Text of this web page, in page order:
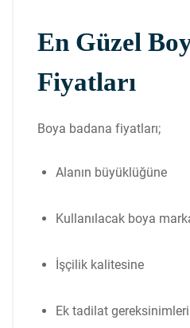
En Güzel
Fiyatları
Boya badana fiyatları;
Alanın büyüklüğüne
Kullanılacak boya
İşçilik kalitesine
Ek tadilat